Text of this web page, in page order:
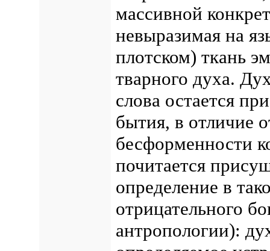
массивной
невыразимая на
плотском) ткань
тварного духа.
слова остается
бытия, в отличие
бесформенности
почитается
определение в
отрицательного
антропологии):